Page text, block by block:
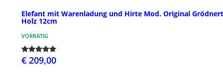
Elefant mit Warenladung und Hirte Mod. Original
Holz 12cm
VORRÄTIG
€ 209,00